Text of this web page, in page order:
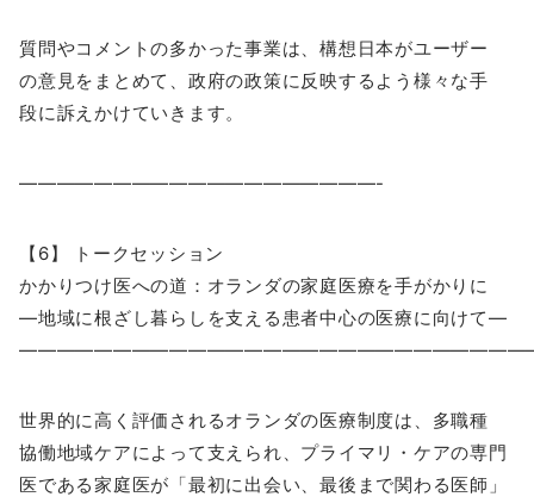
質問やコメントの多かった事業は、構想日本がユーザー
の意見をまとめて、政府の政策に反映するよう様々な手
段に訴えかけていきます。
———————————————————-
【6】 トークセッション
かかりつけ医への道：オランダの家庭医療を手がかりに
―地域に根ざし暮らしを支える患者中心の医療に向けて―
世界的に高く評価されるオランダの医療制度は、多職種
協働地域ケアによって支えられ、プライマリ・ケアの専門
医である家庭医が「最初に出会い、最後まで関わる医師」